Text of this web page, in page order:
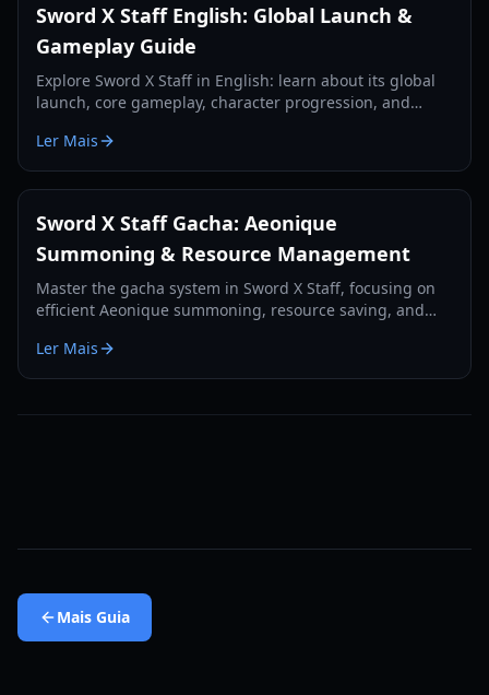
Sword X Staff English: Global Launch &
Gameplay Guide
Explore Sword X Staff in English: learn about its global
launch, core gameplay, character progression, and
Ler Mais
Sword X Staff Gacha: Aeonique
Summoning & Resource Management
Master the gacha system in Sword X Staff, focusing on
efficient Aeonique summoning, resource saving, and
Ler Mais
Mais Guia